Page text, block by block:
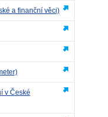
a finanční věci)
v České